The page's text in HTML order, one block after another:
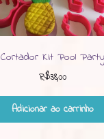
Cortador Kit Pool
R$38,00
Adicionar ao carrinho